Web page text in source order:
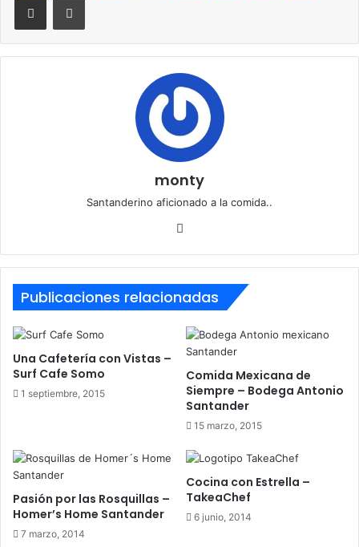
monty
Santanderino aficionado a la comida..
we
b
Publicaciones relacionadas
Una Cafetería con Vistas –
Surf Cafe Somo
1 septiembre, 2015
Comida Mexicana de
Siempre – Bodega Antonio
Santander
15 marzo, 2015
Pasión por las Rosquillas –
Homer’s Home Santander
7 marzo, 2014
Cocina con Estrella –
TakeaChef
6 junio, 2014